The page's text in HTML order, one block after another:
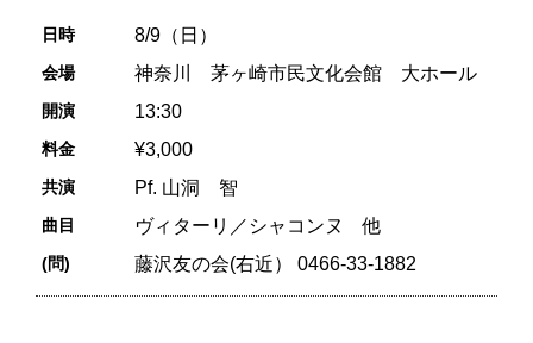
日時 8/9（日）
会場 神奈川 茅ヶ崎市民文化会館 大ホール
開演 13:30
料金 ¥3,000
共演 Pf. 山洞 智
曲目 ヴィターリ／シャコンヌ 他
(問) 藤沢友の会(右近） 0466-33-1882